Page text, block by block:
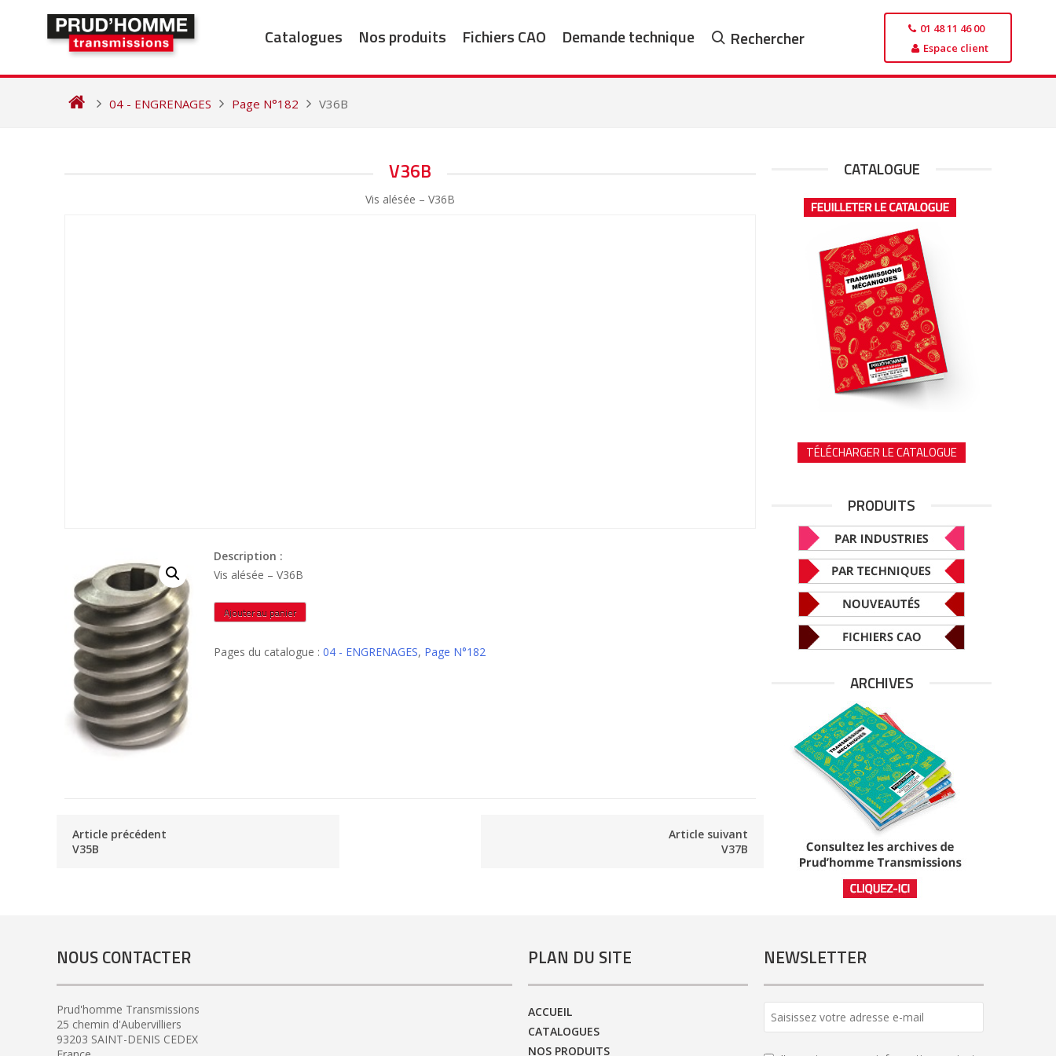
Catalogues Nos produits Fichiers CAO Demande technique Rechercher
01 48 11 46 00
Espace client
04 - ENGRENAGES Page N°182 V36B
V36B
Vis alésée – V36B
Description :
Vis alésée – V36B
quantité
de
Ajouter au panier
Pages du catalogue : 04 - ENGRENAGES, Page N°182
Article précédent
V35B
Article suivant
V37B
CATALOGUE
TÉLÉCHARGER LE CATALOGUE
PRODUITS
ARCHIVES
NOUS CONTACTER
Prud'homme Transmissions
25 chemin d'Aubervilliers
93203 SAINT-DENIS CEDEX
PLAN DU SITE
ACCUEIL
CATALOGUES
NOS PRODUITS
NEWSLETTER